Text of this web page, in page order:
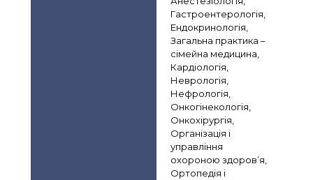
Гастроентерологія,
Ендокринологія,
Загальна практика –
сімейна медицина,
Кардіологія,
Неврологія,
Нефрологія,
Онкогінекологія,
Онкохірургія,
Організація і
управління
охороною здоров’я,
Ортопедія і